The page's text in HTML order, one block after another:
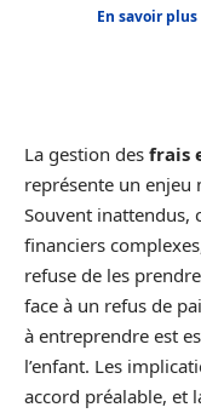
En savoir plus
La gestion des frais
représente un
Souvent inattendus,
financiers
refuse de les
face à un refus de
à entreprendre est
l’enfant. Les
accord préalable, et